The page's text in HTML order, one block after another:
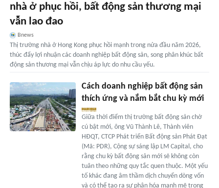
nhà ở phục hồi, bất động sản thương mại
vẫn lao đao
Bnews
Thị trường nhà ở Hong Kong phục hồi mạnh trong nửa đầu năm 2026,
thúc đẩy lợi nhuận các doanh nghiệp bất động sản, song phân khúc bất
động sản thương mại vẫn chịu áp lực do nhu cầu yếu.
Cách doanh nghiệp bất động sản
thích ứng và nắm bắt chu kỳ mới
Giữa thời điểm thị trường bất động sản chờ
cú bật mới, ông Vũ Thành Lê, Thành viên
HĐQT, CTCP Phát triển Bất động sản Phát Đạt
(Mã: PDR), Cộng sự sáng lập LM Capital, cho
rằng chu kỳ bất động sản mới sẽ không còn
tuân theo những quy tắc quen thuộc. Một yếu
tố khác đang âm thầm dịch chuyển dòng vốn
và có thể tạo ra sự phân hóa mạnh mẽ trong